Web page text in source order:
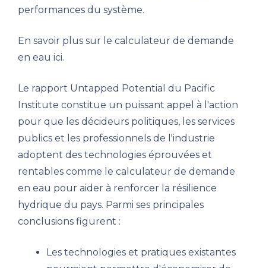
performances du système.
En savoir plus sur le calculateur de demande
en eau ici.
Le rapport Untapped Potential du Pacific
Institute constitue un puissant appel à l'action
pour que les décideurs politiques, les services
publics et les professionnels de l'industrie
adoptent des technologies éprouvées et
rentables comme le calculateur de demande
en eau pour aider à renforcer la résilience
hydrique du pays. Parmi ses principales
conclusions figurent :
Les technologies et pratiques existantes